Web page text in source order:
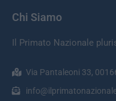
Chi Siamo
Il Primato Nazionale
Via Pantaleoni 33,